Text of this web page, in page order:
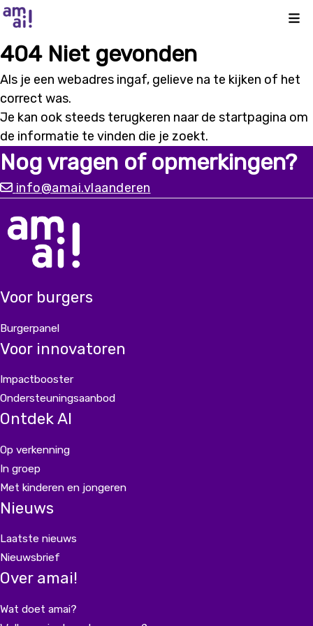
404 Niet gevonden
Als je een webadres ingaf, gelieve na te kijken of het
correct was.
Je kan ook steeds terugkeren naar de startpagina om
de informatie te vinden die je zoekt.
Nog vragen of opmerkingen?
info@amai.vlaanderen
Voor burgers
Burgerpanel
Voor innovatoren
Impactbooster
Ondersteuningsaanbod
Ontdek AI
Op verkenning
In groep
Met kinderen en jongeren
Nieuws
Laatste nieuws
Nieuwsbrief
Over amai!
Wat doet amai?